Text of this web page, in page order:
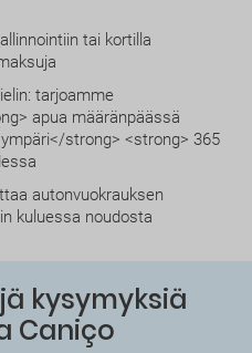
tai kortilla
tarjoamme
apua määränpäässä
strong> <strong> 365
autonvuokrauksen
kuluessa noudosta
kysymyksiä
Caniço